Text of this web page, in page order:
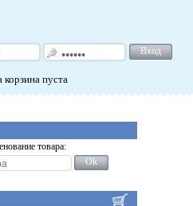
Вход
пуста
товара:
Ok